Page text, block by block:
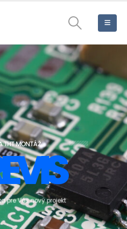
THT MONTÁŽ
EVIS
apreVášnovýprojekt